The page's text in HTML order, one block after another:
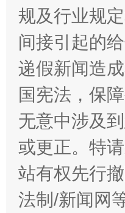
事关残疾人未
规及行业规
间接引起的
递假新闻造
国宪法，保
无意中涉及
或更正。特
站有权先行
法制/新闻网